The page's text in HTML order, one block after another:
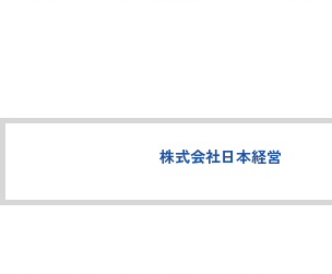
株式会社日本経営